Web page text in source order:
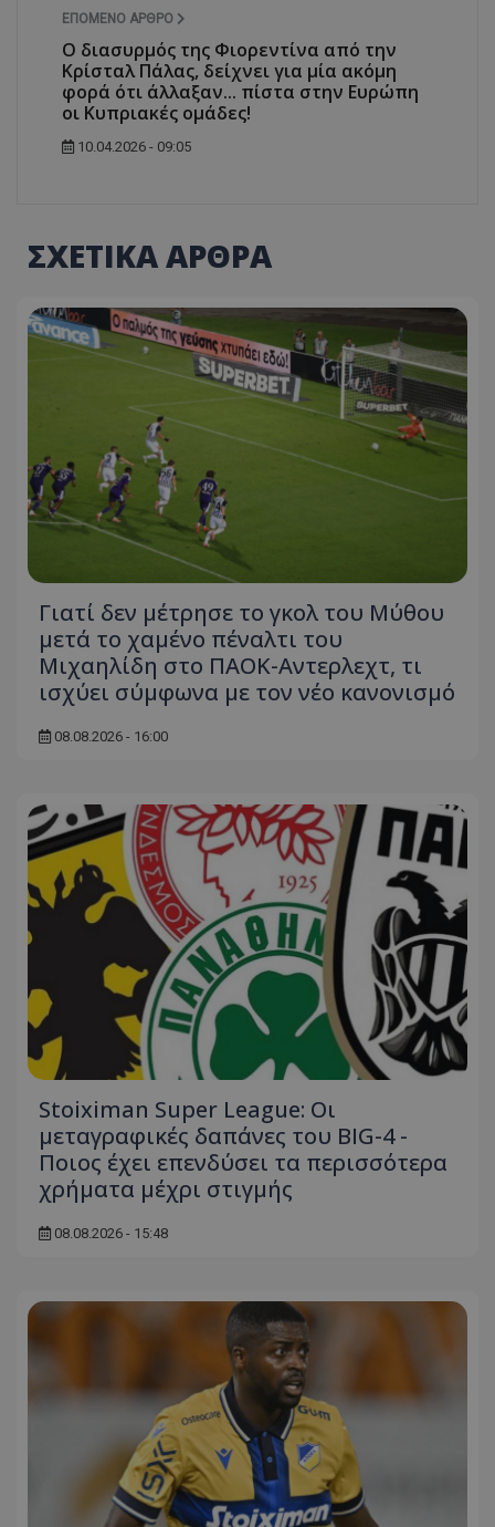
ΕΠΌΜΕΝΟ ΆΡΘΡΟ
Ο διασυρμός της Φιορεντίνα από την
Κρίσταλ Πάλας, δείχνει για μία ακόμη
φορά ότι άλλαξαν... πίστα στην Ευρώπη
οι Κυπριακές ομάδες!
10.04.2026 - 09:05
ΣΧΕΤΙΚΑ ΑΡΘΡΑ
Γιατί δεν μέτρησε το γκολ του Μύθου
μετά το χαμένο πέναλτι του
Μιχαηλίδη στο ΠΑΟΚ-Αντερλεχτ, τι
ισχύει σύμφωνα με τον νέο κανονισμό
08.08.2026 - 16:00
Stoiximan Super League: Οι
μεταγραφικές δαπάνες του BIG-4 -
Ποιος έχει επενδύσει τα περισσότερα
χρήματα μέχρι στιγμής
08.08.2026 - 15:48